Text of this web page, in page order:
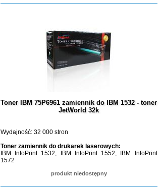
Toner IBM 75P6961 zamiennik do IBM 1532 - toner
JetWorld 32k
Wydajność: 32 000 stron
Toner zamiennik do drukarek laserowych:
IBM InfoPrint 1532, IBM InfoPrint 1552, IBM InfoPrint
1572
produkt niedostępny